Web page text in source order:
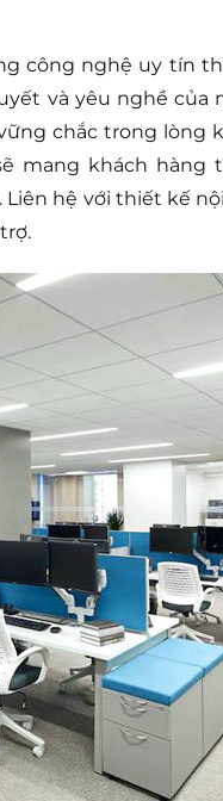
công nghệ uy tín
và yêu nghề của
chắc trong lòng
mang khách hàng
hệ với thiết kế